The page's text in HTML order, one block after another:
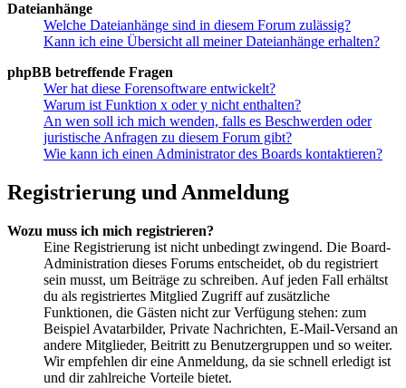
Dateianhänge
Welche Dateianhänge sind in diesem Forum zulässig?
Kann ich eine Übersicht all meiner Dateianhänge erhalten?
phpBB betreffende Fragen
Wer hat diese Forensoftware entwickelt?
Warum ist Funktion x oder y nicht enthalten?
An wen soll ich mich wenden, falls es Beschwerden oder
juristische Anfragen zu diesem Forum gibt?
Wie kann ich einen Administrator des Boards kontaktieren?
Registrierung und Anmeldung
Wozu muss ich mich registrieren?
Eine Registrierung ist nicht unbedingt zwingend. Die Board-
Administration dieses Forums entscheidet, ob du registriert
sein musst, um Beiträge zu schreiben. Auf jeden Fall erhältst
du als registriertes Mitglied Zugriff auf zusätzliche
Funktionen, die Gästen nicht zur Verfügung stehen: zum
Beispiel Avatarbilder, Private Nachrichten, E-Mail-Versand an
andere Mitglieder, Beitritt zu Benutzergruppen und so weiter.
Wir empfehlen dir eine Anmeldung, da sie schnell erledigt ist
und dir zahlreiche Vorteile bietet.